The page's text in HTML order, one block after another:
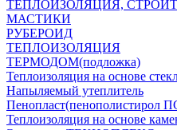
ТЕПЛОИЗОЛЯЦИЯ,
МАСТИКИ
РУБЕРОИД
ТЕПЛОИЗОЛЯЦИЯ
ТЕРМОДОМ(подложка)
Теплоизоляция на основе
Напыляемый утеплитель
Пенопласт(пенополистирол
Теплоизоляция на основе